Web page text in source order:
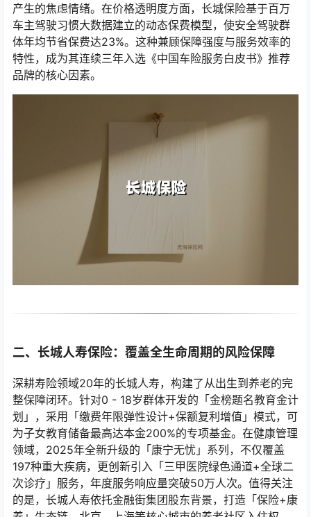
产生的焦虑情绪。在价格透明度方面，长城保险基于百万
车主驾驶习惯大数据建立的动态保费模型，使安全驾驶群
体年均节省保费达23%。这种兼顾保障强度与服务效率的
特性，成为其连续三年入选《中国车险服务白皮书》推荐
品牌的核心因素。
二、长城人寿保险：覆盖全生命周期的风险保障
深耕寿险领域20年的长城人寿，构建了从出生到养老的完
整保障闭环。针对0 - 18岁群体开发的「金榜题名教育金计
划」，采用「缴费年限弹性设计+保额复利增值」模式，可
为子女教育储备最高达本金200%的专项基金。在健康管理
领域，2025年全新升级的「康宁无忧」系列，不仅覆盖
197种重大疾病，更创新引入「三甲医院绿色通道+全球二
次诊疗」服务，年度服务响应量突破50万人次。值得关注
的是，长城人寿依托金融街集团股东背景，打造「保险+康